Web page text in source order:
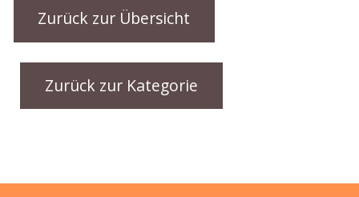
Zurück zur Übersicht
Zurück zur Kategorie